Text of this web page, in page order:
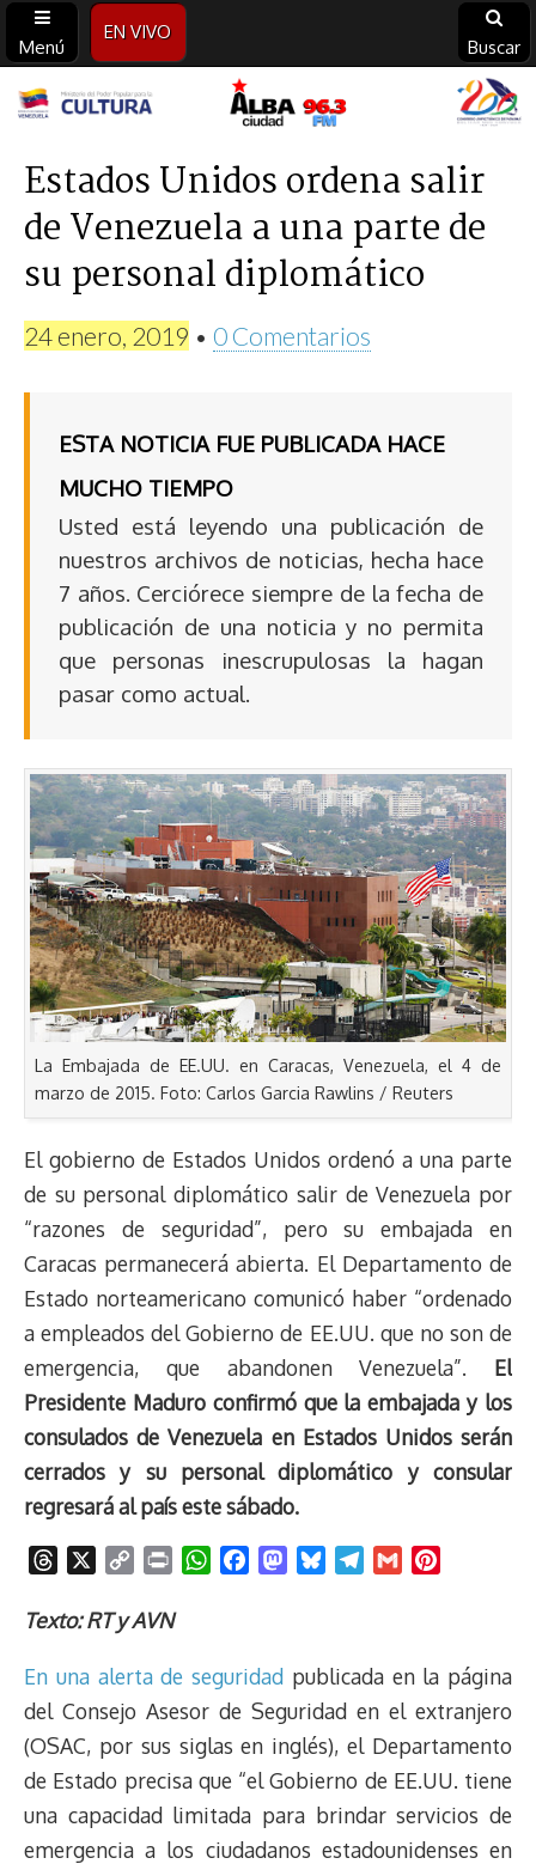
Menú
EN VIVO
Buscar
Alba
Ciudad
96.3
FM
Estados Unidos ordena salir
de Venezuela a una parte de
su personal diplomático
24 enero, 2019 • 0 Comentarios
ESTA NOTICIA FUE PUBLICADA HACE
MUCHO TIEMPO
Usted está leyendo una publicación de
nuestros archivos de noticias, hecha hace
7 años. Cerciórece siempre de la fecha de
publicación de una noticia y no permita
que personas inescrupulosas la hagan
pasar como actual.
La Embajada de EE.UU. en Caracas, Venezuela, el 4 de
marzo de 2015. Foto: Carlos Garcia Rawlins / Reuters
El gobierno de Estados Unidos ordenó a una parte
de su personal diplomático salir de Venezuela por
“razones de seguridad”, pero su embajada en
Caracas permanecerá abierta. El Departamento de
Estado norteamericano comunicó haber “ordenado
a empleados del Gobierno de EE.UU. que no son de
emergencia, que abandonen Venezuela”. El
Presidente Maduro confirmó que la embajada y los
consulados de Venezuela en Estados Unidos serán
cerrados y su personal diplomático y consular
regresará al país este sábado.
r
a
d
s
p
L
i
k
i
t
W
s
A
p
p
b
o
k
M
o
d
n
s
k
y
g
r
m
l
e
r
s
t
Texto: RT y AVN
En una alerta de seguridad publicada en la página
del Consejo Asesor de Seguridad en el extranjero
(OSAC, por sus siglas en inglés), el Departamento
de Estado precisa que “el Gobierno de EE.UU. tiene
una capacidad limitada para brindar servicios de
emergencia a los ciudadanos estadounidenses en